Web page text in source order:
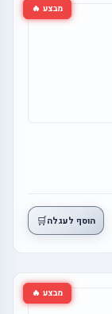
מבצע 🔥
הוסף לעגלה🛒
מבצע 🔥